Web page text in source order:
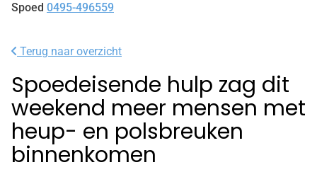
Spoed 0495-496559
Terug naar overzicht
Spoedeisende hulp zag dit
weekend meer mensen met
heup- en polsbreuken
binnenkomen